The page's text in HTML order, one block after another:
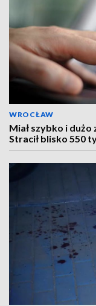
WROCŁAW
Miał szybko i
Stracił blisko 550